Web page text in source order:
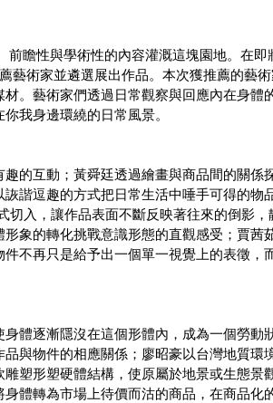
瞻性與學術性的內容灌溉這塊園地。在即
藝術家並遴選展出作品。本次獲推薦的藝
。藝術家們透過日常觀察與回應內在身體
我身邊環繞的日常風景。
的互動；黃舜廷透過繪畫與商品間的關係
諧逗趣的方式把日常生活中唾手可得的物
入，讓作品表面不斷反映著往來的倒影
象的轉化挑戰意識形態的直觀感受；賈茜
不再只是給予出一個單一視覺上的表徵，
體逐漸隱沒在這個形體內，成為一個勞動
與物件的相應關係；廖昭豪以台灣地質環
塑形塑硬體結構，使原屬於地景或生態景
體轉為市場上待價而沽的商品，在商品化